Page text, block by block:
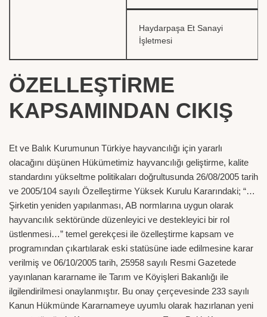
Haydarpaşa Et Sanayi
İşletmesi
ÖZELLEŞTİRME
KAPSAMINDAN CIKIŞ
Et ve Balık Kurumunun Türkiye hayvancılığı için yararlı
olacağını düşünen Hükümetimiz hayvancılığı geliştirme, kalite
standardını yükseltme politikaları doğrultusunda 26/08/2005 tarih
ve 2005/104 sayılı Özelleştirme Yüksek Kurulu Kararındaki; “…
Şirketin yeniden yapılanması, AB normlarına uygun olarak
hayvancılık sektöründe düzenleyici ve destekleyici bir rol
üstlenmesi…” temel gerekçesi ile özelleştirme kapsam ve
programından çıkartılarak eski statüsüne iade edilmesine karar
verilmiş ve 06/10/2005 tarih, 25958 sayılı Resmi Gazetede
yayınlanan kararname ile Tarım ve Köyişleri Bakanlığı ile
ilgilendirilmesi onaylanmıştır. Bu onay çerçevesinde 233 sayılı
Kanun Hükmünde Kararnameye uyumlu olarak hazırlanan yeni